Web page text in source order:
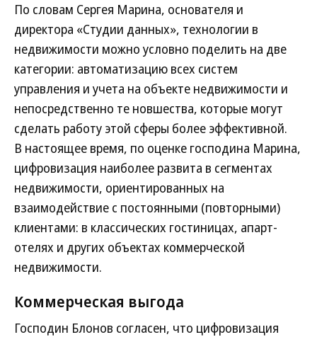
По словам Сергея Марина, основателя и
директора «Студии данных», технологии в
недвижимости можно условно поделить на две
категории: автоматизацию всех систем
управления и учета на объекте недвижимости и
непосредственно те новшества, которые могут
сделать работу этой сферы более эффективной.
В настоящее время, по оценке господина Марина,
цифровизация наиболее развита в сегментах
недвижимости, ориентированных на
взаимодействие с постоянными (повторными)
клиентами: в классических гостиницах, апарт-
отелях и других объектах коммерческой
недвижимости.
Коммерческая выгода
Господин Блонов согласен, что цифровизация